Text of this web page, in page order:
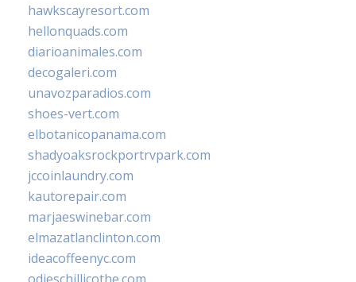
hawkscayresort.com
hellonquads.com
diarioanimales.com
decogaleri.com
unavozparadios.com
shoes-vert.com
elbotanicopanama.com
shadyoaksrockportrvpark.com
jccoinlaundry.com
kautorepair.com
marjaeswinebar.com
elmazatlanclinton.com
ideacoffeenyc.com